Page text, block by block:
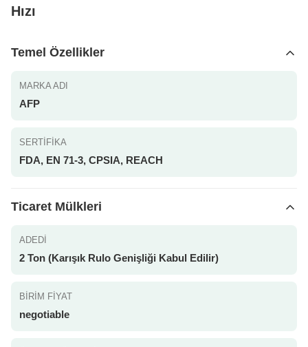
Hızı
Temel Özellikler
MARKA ADI
AFP
SERTIFIKA
FDA, EN 71-3, CPSIA, REACH
Ticaret Mülkleri
ADEDI
2 Ton (Karışık Rulo Genişliği Kabul Edilir)
BIRIM FIYAT
negotiable